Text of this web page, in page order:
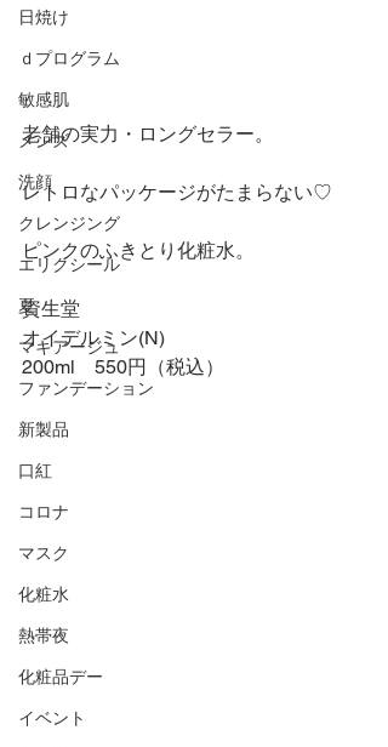
日焼け
ｄプログラム
敏感肌
メンズ
洗顔
クレンジング
エリクシール
夏
マキアージュ
ファンデーション
新製品
口紅
コロナ
マスク
化粧水
熱帯夜
化粧品デー
イベント
老舗の実力・ロングセラー。
レトロなパッケージがたまらない♡
ピンクのふきとり化粧水。
資生堂
オイデルミン(N)
200ml　550円（税込）